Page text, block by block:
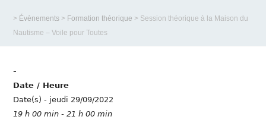
> Évènements > Formation théorique > Session théorique à la Maison du
Nautisme – Voile pour Toutes
-
Date / Heure
Date(s) - jeudi 29/09/2022
19 h 00 min - 21 h 00 min